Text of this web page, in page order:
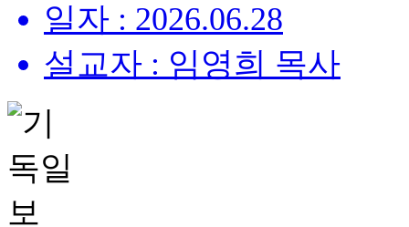
일자 : 2026.06.28
설교자 : 임영희 목사